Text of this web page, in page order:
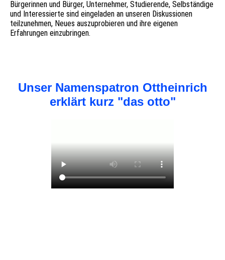
Bürgerinnen und Bürger, Unternehmer, Studierende, Selbständige
und Interessierte sind eingeladen an unseren Diskussionen
teilzunehmen, Neues auszuprobieren und ihre eigenen
Erfahrungen einzubringen.
Unser Namenspatron Ottheinrich
erklärt kurz "das otto"